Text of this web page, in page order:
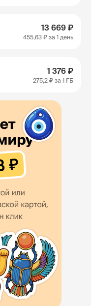
13 669 ₽
455,63 ₽ за 1 день
1 376 ₽
275,2 ₽ за 1 ГБ